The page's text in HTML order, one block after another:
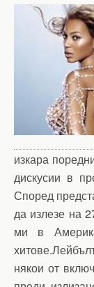
изкара
дискусии в
Според
да излезе на
ми в
някои от